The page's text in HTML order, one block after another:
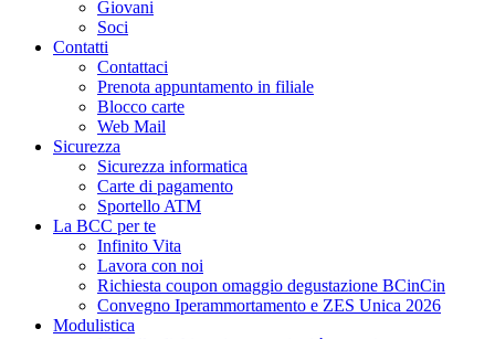
Giovani
Soci
Contatti
Contattaci
Prenota appuntamento in filiale
Blocco carte
Web Mail
Sicurezza
Sicurezza informatica
Carte di pagamento
Sportello ATM
La BCC per te
Infinito Vita
Lavora con noi
Richiesta coupon omaggio degustazione BCinCin
Convegno Iperammortamento e ZES Unica 2026
Modulistica